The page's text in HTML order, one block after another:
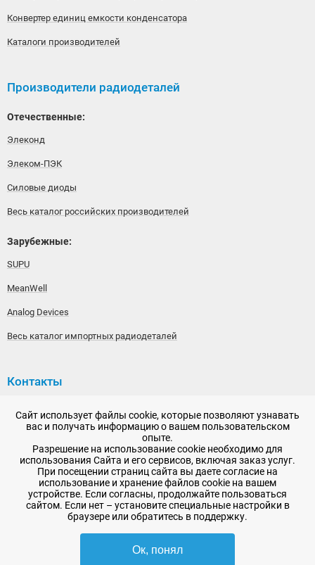
Конвертер единиц емкости конденсатора
Каталоги производителей
Производители радиодеталей
Отечественные:
Элеконд
Элеком-ПЭК
Силовые диоды
Весь каталог российских производителей
Зарубежные:
SUPU
MeanWell
Analog Devices
Весь каталог импортных радиодеталей
Контакты
192148, г. Санкт-Петербург, Железнодорожный проспект,
дом 36
+7 (812) 565-06-52
Время работы: пн-пт, 10:00 - 18:00
E-mail:sale@radioelementy.ru
2007 - 2026, ООО «РадиоЭлемент» © сайт носит информационный характер
Сайт использует файлы cookie, которые позволяют узнавать
вас и получать информацию о вашем пользовательском
опыте.
Разрешение на использование cookie необходимо для
использования Сайта и его сервисов, включая заказ услуг.
При посещении страниц сайта вы даете согласие на
использование и хранение файлов cookie на вашем
устройстве. Если согласны, продолжайте пользоваться
сайтом. Если нет – установите специальные настройки в
браузере или обратитесь в поддержку.
Ок, понял